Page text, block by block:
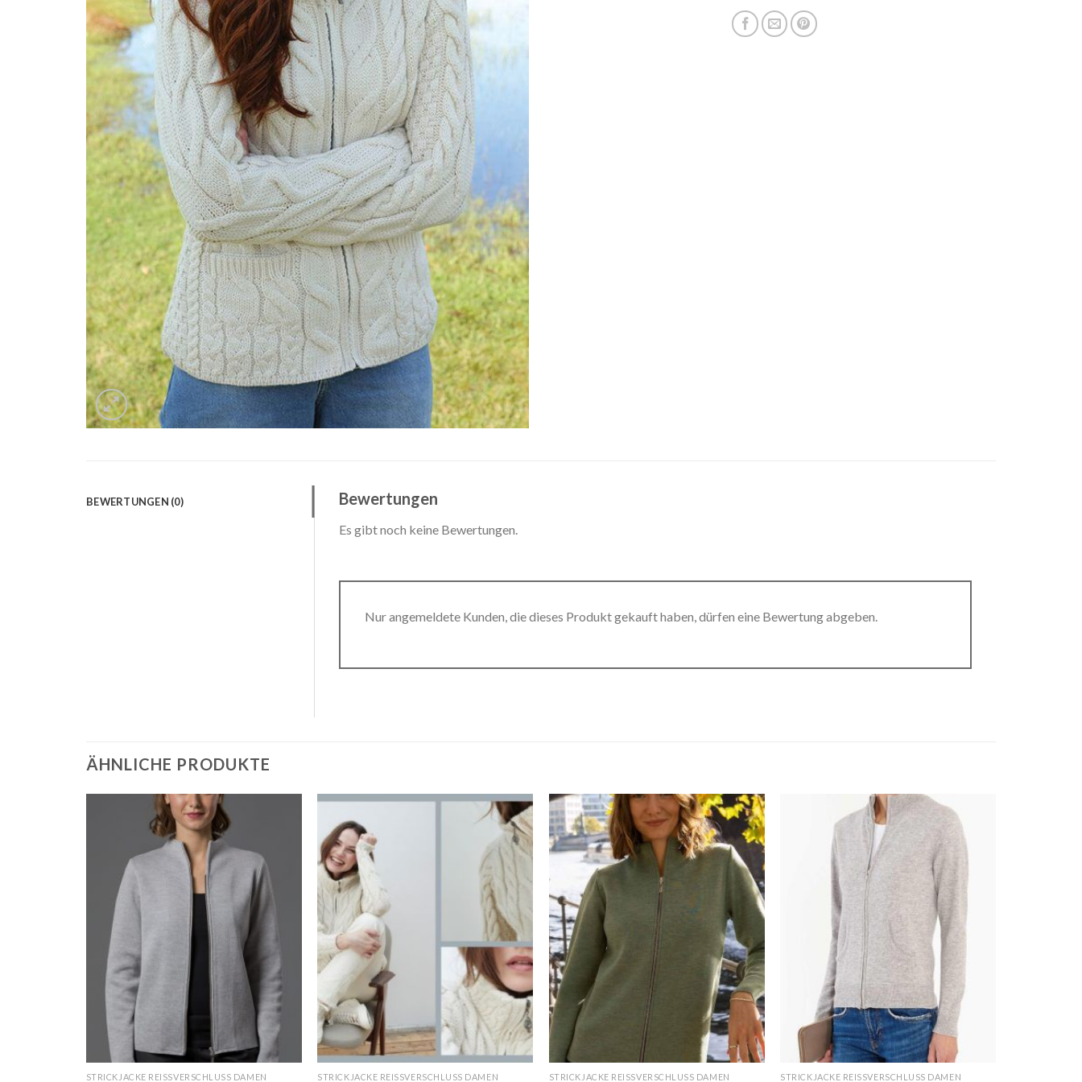
BEWERTUNGEN (0) Bewertungen
Es gibt noch keine Bewertungen.
Nur angemeldete Kunden, die dieses Produkt gekauft haben, dürfen eine Bewertung abgeben.
ÄHNLICHE PRODUKTE
STRICKJACKE REISSVERSCHLUSS DAMEN STRICKJACKE REISSVERSCHLUSS DAMEN STRICKJACKE REISSVERSCHLUSS DAMEN STRICKJACKE REISSVERSCHLUSS DAMEN